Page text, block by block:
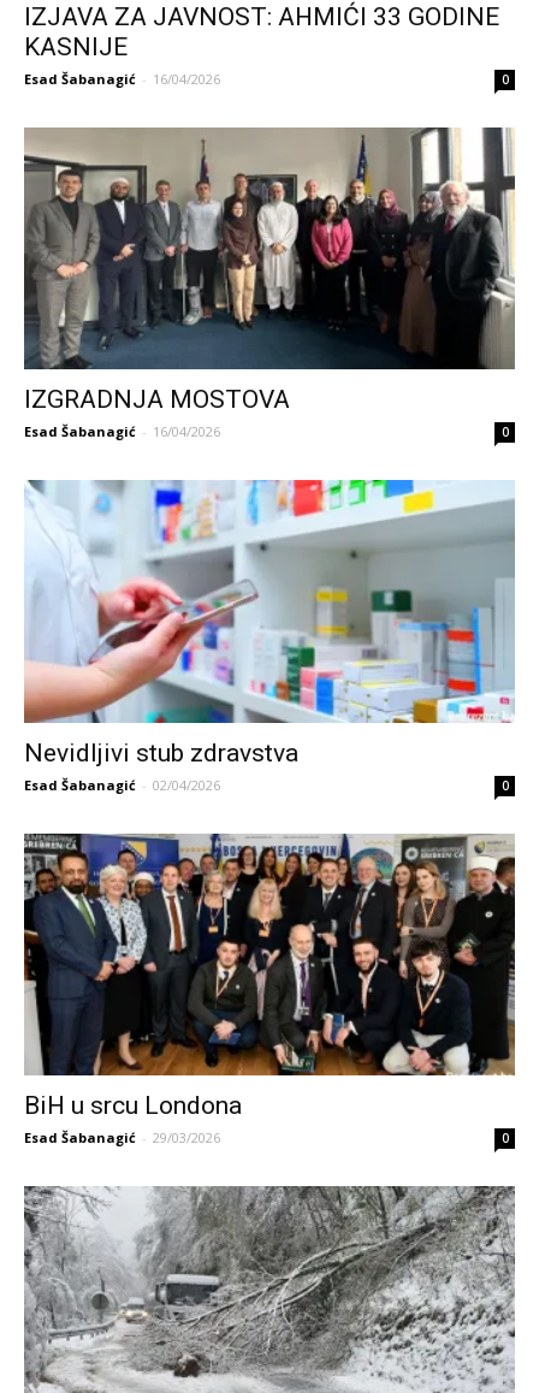
IZJAVA ZA JAVNOST: AHMIĆI 33 GODINE
KASNIJE
Esad Šabanagić - 16/04/2026 0
IZGRADNJA MOSTOVA
Esad Šabanagić - 16/04/2026 0
Nevidljivi stub zdravstva
Esad Šabanagić - 02/04/2026 0
BiH u srcu Londona
Esad Šabanagić - 29/03/2026 0